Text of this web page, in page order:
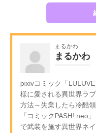
まるかわ
まるかわ
pixivコミック「
様に愛される異世界ラ
方法～失業したら冷酷
「コミックPASH! neo
で武装を施す異世界ネ